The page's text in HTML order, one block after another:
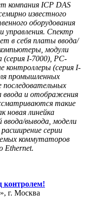
компания ICP DAS
известного
оборудования
управления. Спектр
в себя платы ввода/
модули
(серия I-7000), PC-
контроллеры (серия I-
промышленных
последовательных
ввода и отображения
такие
новая линейка
ввода/вывода, модели
серии
коммутаторов
Ethernet.
контролем!
г. Москва